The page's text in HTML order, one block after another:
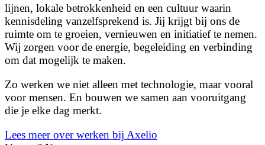
lijnen, lokale betrokkenheid en een cultuur waarin
kennisdeling vanzelfsprekend is. Jij krijgt bij ons de
ruimte om te groeien, vernieuwen en initiatief te nemen.
Wij zorgen voor de energie, begeleiding en verbinding
om dat mogelijk te maken.
Zo werken we niet alleen met technologie, maar vooral
voor mensen. En bouwen we samen aan vooruitgang
die je elke dag merkt.
Lees meer over werken bij Axelio